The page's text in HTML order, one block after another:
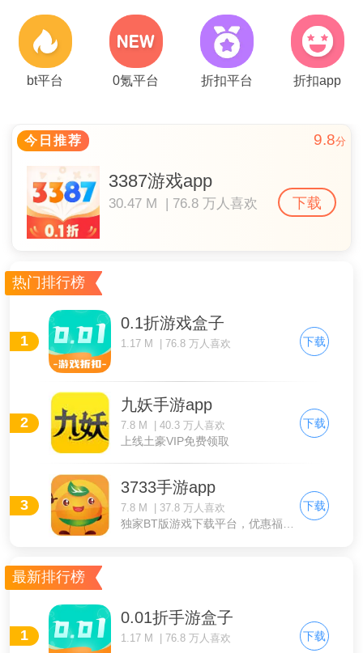
bt平台 0氪平台 折扣平台 折扣app
今日推荐 9.8分
3387游戏app
30.47 M | 76.8 万人喜欢 下载
热门排行榜
1
0.1折游戏盒子
1.17 M | 76.8 万人喜欢 下载
2
九妖手游app
7.8 M | 40.3 万人喜欢
上线土豪VIP免费领取
下载
3
3733手游app
7.8 M | 37.8 万人喜欢 下载
最新排行榜
1
0.01折手游盒子
1.17 M | 76.8 万人喜欢 下载